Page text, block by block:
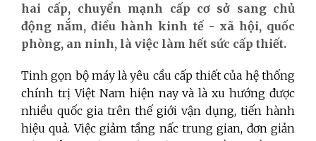
hai cấp, chuyển mạnh cấp cơ sở sang chủ
động nắm, điều hành kinh tế - xã hội, quốc
phòng, an ninh, là việc làm hết sức cấp thiết.
Tinh gọn bộ máy là yêu cầu cấp thiết của hệ thống
chính trị Việt Nam hiện nay và là xu hướng được
nhiều quốc gia trên thế giới vận dụng, tiến hành
hiệu quả. Việc giảm tầng nấc trung gian, đơn giản